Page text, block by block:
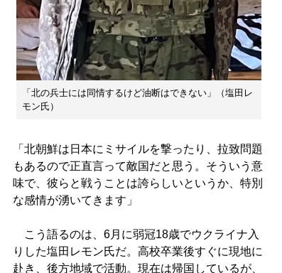
「北の兵士には同情するけど油断はできない」（塩田レ
モン氏）
「北朝鮮は日本にミサイルを撃ったり、拉致問題
もあるので正直言って敵国だと思う。そういう意
味で、彼らと戦うことは誇らしいというか、特別
な感情が湧いてきます」
こう語るのは、6月に弱冠18歳でウクライナ入
りした塩田レモン氏だ。高校卒業後すぐに現地に
赴き、後方地域で活動。現在は帰国しているが、